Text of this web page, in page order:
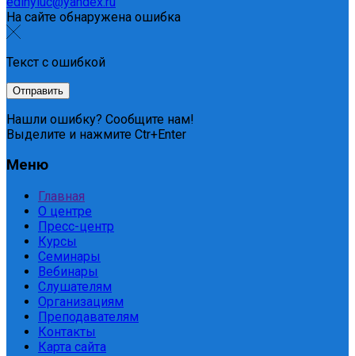
На сайте обнаружена ошибка
Текст с ошибкой
Нашли ошибку? Сообщите нам!
Выделите и нажмите Ctr+Enter
Меню
Главная
О центре
Пресс-центр
Курсы
Семинары
Вебинары
Слушателям
Организациям
Преподавателям
Контакты
Карта сайта